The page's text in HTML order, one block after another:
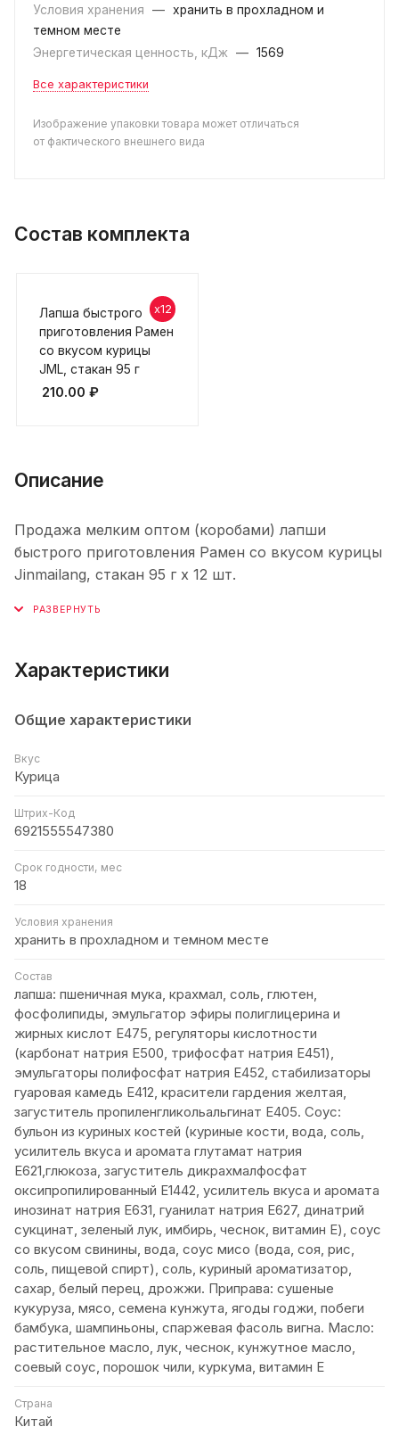
Условия хранения
— хранить в прохладном и
темном месте
Энергетическая ценность, кДж
— 1569
Все характеристики
Изображение упаковки товара может отличаться
от фактического внешнего вида
Состав комплекта
x12
Лапша быстрого
приготовления Рамен
со вкусом курицы
JML, стакан 95 г
210.00 ₽
Описание
Продажа мелким оптом (коробами) лапши
быстрого приготовления Рамен со вкусом курицы
Jinmailang, стакан 95 г х 12 шт.
Характеристики
Общие характеристики
Вкус
Курица
Штрих-Код
6921555547380
Срок годности, мес
18
Условия хранения
хранить в прохладном и темном месте
Состав
лапша: пшеничная мука, крахмал, соль, глютен,
фосфолипиды, эмульгатор эфиры полиглицерина и
жирных кислот E475, регуляторы кислотности
(карбонат натрия E500, трифосфат натрия E451),
эмульгаторы полифосфат натрия E452, стабилизаторы
гуаровая камедь E412, красители гардения желтая,
загуститель пропиленгликольальгинат E405. Соус:
бульон из куриных костей (куриные кости, вода, соль,
усилитель вкуса и аромата глутамат натрия
E621,глюкоза, загуститель дикрахмалфосфат
оксипропилированный E1442, усилитель вкуса и аромата
инозинат натрия Е631, гуанилат натрия E627, динатрий
сукцинат, зеленый лук, имбирь, чеснок, витамин E), соус
со вкусом свинины, вода, соус мисо (вода, соя, рис,
соль, пищевой спирт), соль, куриный ароматизатор,
сахар, белый перец, дрожжи. Приправа: сушеные
кукуруза, мясо, семена кунжута, ягоды годжи, побеги
бамбука, шампиньоны, спаржевая фасоль вигна. Масло:
растительное масло, лук, чеснок, кунжутное масло,
соевый соус, порошок чили, куркума, витамин Е
Страна
Китай